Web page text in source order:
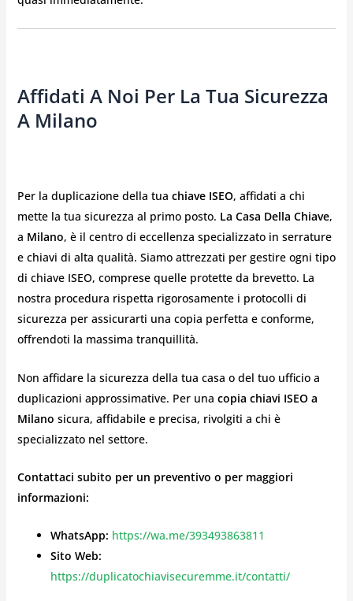
Affidati A Noi Per La Tua Sicurezza
A Milano
Per la duplicazione della tua chiave ISEO, affidati a chi
mette la tua sicurezza al primo posto. La Casa Della Chiave,
a Milano, è il centro di eccellenza specializzato in serrature
e chiavi di alta qualità. Siamo attrezzati per gestire ogni tipo
di chiave ISEO, comprese quelle protette da brevetto. La
nostra procedura rispetta rigorosamente i protocolli di
sicurezza per assicurarti una copia perfetta e conforme,
offrendoti la massima tranquillità.
Non affidare la sicurezza della tua casa o del tuo ufficio a
duplicazioni approssimative. Per una copia chiavi ISEO a
Milano sicura, affidabile e precisa, rivolgiti a chi è
specializzato nel settore.
Contattaci subito per un preventivo o per maggiori
informazioni:
WhatsApp: https://wa.me/393493863811
Sito Web:
https://duplicatochiavisecuremme.it/contatti/